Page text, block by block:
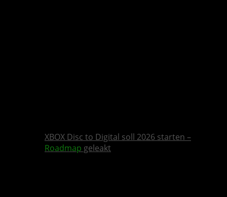
XBOX Disc to Digital soll 2026 starten –
Roadmap geleakt